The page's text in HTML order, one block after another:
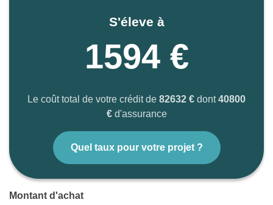
S'éleve à
1594 €
Le coût total de votre crédit de 82632 € dont40800
€d'assurance
Quel taux pour votre projet ?
Montant d'achat